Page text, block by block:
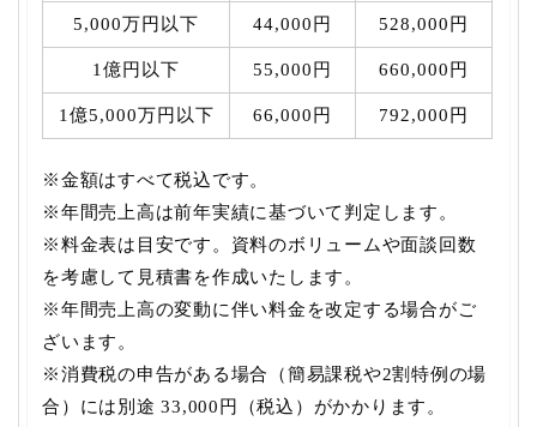
5,000万円以下 44,000円 528,000円
1億円以下 55,000円 660,000円
1億5,000万円以下 66,000円 792,000円
※金額はすべて税込です。
※年間売上高は前年実績に基づいて判定します。
※料金表は目安です。資料のボリュームや面談回数
を考慮して見積書を作成いたします。
※年間売上高の変動に伴い料金を改定する場合がご
ざいます。
※消費税の申告がある場合（簡易課税や2割特例の場
合）には別途 33,000円（税込）がかかります。